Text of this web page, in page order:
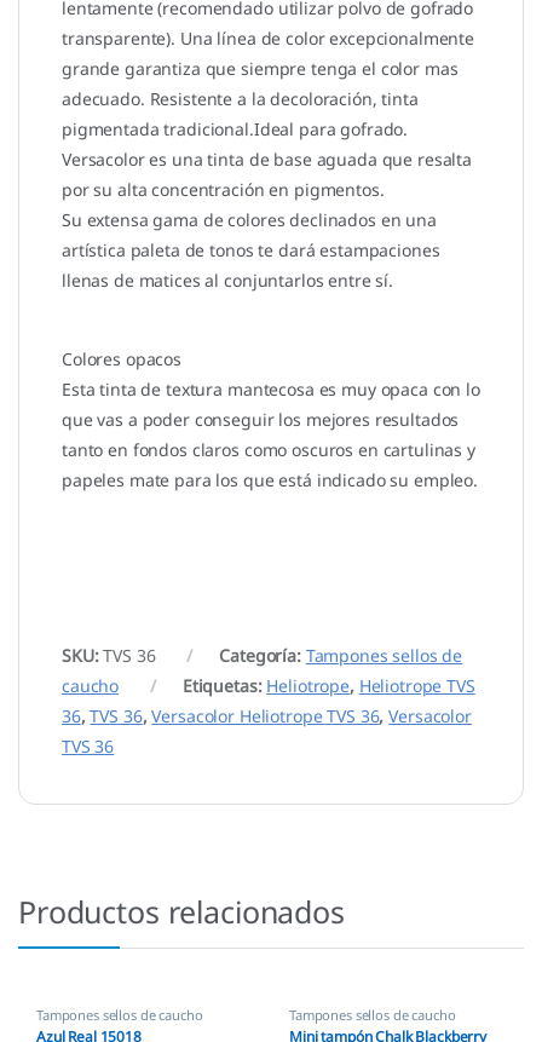
lentamente (recomendado utilizar polvo de gofrado
transparente). Una línea de color excepcionalmente
grande garantiza que siempre tenga el color mas
adecuado. Resistente a la decoloración, tinta
pigmentada tradicional.Ideal para gofrado.
Versacolor es una tinta de base aguada que resalta
por su alta concentración en pigmentos.
Su extensa gama de colores declinados en una
artística paleta de tonos te dará estampaciones
llenas de matices al conjuntarlos entre sí.
Colores opacos
Esta tinta de textura mantecosa es muy opaca con lo
que vas a poder conseguir los mejores resultados
tanto en fondos claros como oscuros en cartulinas y
papeles mate para los que está indicado su empleo.
SKU:TVS 36 Categoría: Tampones sellos de
caucho
Etiquetas: Heliotrope, Heliotrope TVS
36,TVS 36,Versacolor Heliotrope TVS 36,Versacolor
TVS 36
Productos relacionados
Tampones sellos de caucho
Azul Real 15018
Tampones sellos de caucho
Mini tampón Chalk Blackberry